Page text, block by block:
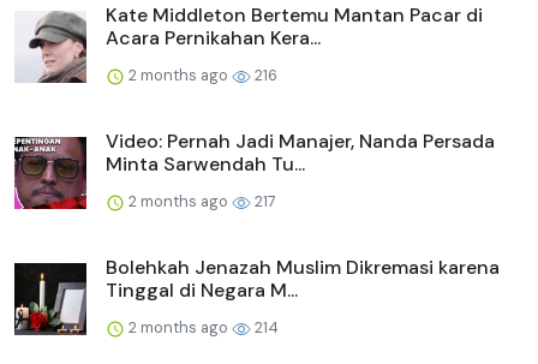
Kate Middleton Bertemu Mantan Pacar di
Acara Pernikahan Kera...
2 months ago 216
Video: Pernah Jadi Manajer, Nanda Persada
Minta Sarwendah Tu...
2 months ago 217
Bolehkah Jenazah Muslim Dikremasi karena
Tinggal di Negara M...
2 months ago 214